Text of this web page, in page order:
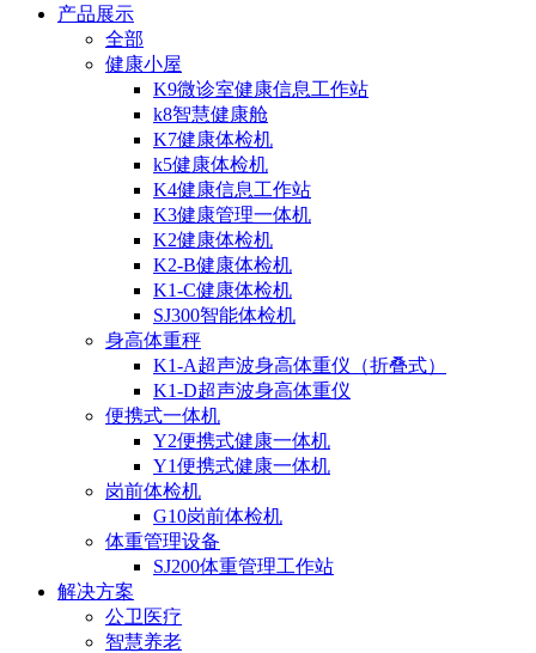
产品展示
全部
健康小屋
K9微诊室健康信息工作站
k8智慧健康舱
K7健康体检机
k5健康体检机
K4健康信息工作站
K3健康管理一体机
K2健康体检机
K2-B健康体检机
K1-C健康体检机
SJ300智能体检机
身高体重秤
K1-A超声波身高体重仪（折叠式）
K1-D超声波身高体重仪
便携式一体机
Y2便携式健康一体机
Y1便携式健康一体机
岗前体检机
G10岗前体检机
体重管理设备
SJ200体重管理工作站
解决方案
公卫医疗
智慧养老